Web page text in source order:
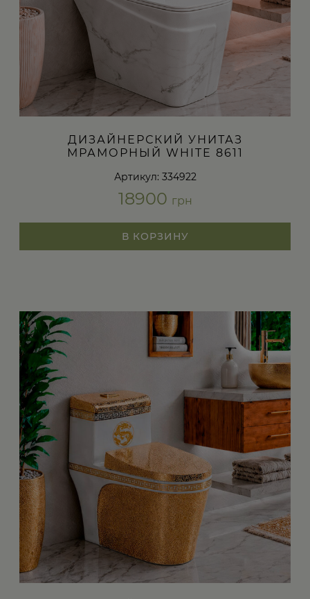
ДИЗАЙНЕРСКИЙ УНИТАЗ
МРАМОРНЫЙ WHITE 8611
Артикул: 334922
18900 грн
В КОРЗИНУ